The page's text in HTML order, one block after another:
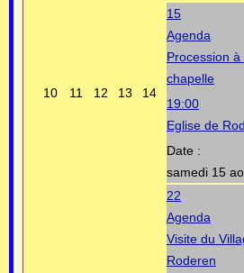
10 11 12 13 14
15
Agenda
Procession à
chapelle
19:00
Eglise de
Date :
samedi 15
22
Agenda
Visite du
Roderen